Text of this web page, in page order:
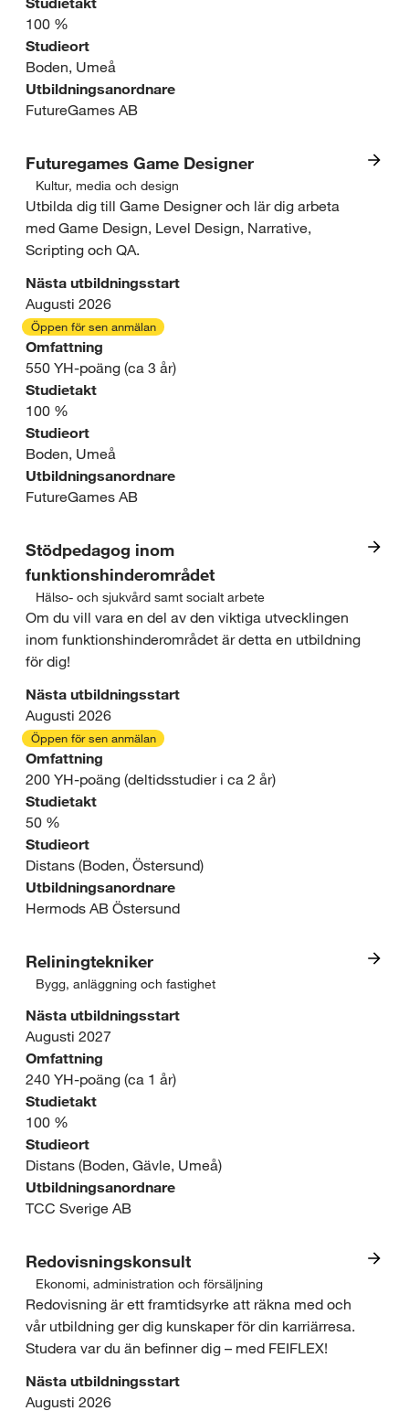
c
h
d
e
s
g
n
a
n
s
o
r
t
t
j
ä
n
s
t
e
s
e
o
r
å
d
:
D
a
t
a
/
I
T
100 %
Studieort
Boden, Umeå
Utbildningsanordnare
FutureGames AB
Futuregames Game Designer
I
n
t
r
e
s
s
e
o
r
å
d
e
:
K
u
l
t
u
r
m
d
i
a
o
c
h
e
s
i
g
Kultur, media och design
Utbilda dig till Game Designer och lär dig arbeta
med Game Design, Level Design, Narrative,
Scripting och QA.
Nästa utbildningsstart
Augusti 2026
Öppen för sen anmälan
Omfattning
550 YH-poäng (ca 3 år)
Studietakt
100 %
Studieort
Boden, Umeå
Utbildningsanordnare
FutureGames AB
Stödpedagog inom
funktionshinderområdet
I
n
t
r
e
s
s
e
o
r
å
d
e
:
H
ä
l
o
-
o
c
Hälso- och sjukvård samt socialt arbete
Om du vill vara en del av den viktiga utvecklingen
inom funktionshinderområdet är detta en utbildning
för dig!
Nästa utbildningsstart
Augusti 2026
Öppen för sen anmälan
Omfattning
200 YH-poäng (deltidsstudier i ca 2 år)
Studietakt
50 %
Studieort
Distans (Boden, Östersund)
Utbildningsanordnare
Hermods AB Östersund
Reliningtekniker
n
t
r
e
s
s
o
m
r
å
Bygg, anläggning och fastighet
Nästa utbildningsstart
Augusti 2027
Omfattning
240 YH-poäng (ca 1 år)
Studietakt
100 %
Studieort
Distans (Boden, Gävle, Umeå)
Utbildningsanordnare
TCC Sverige AB
Redovisningskonsult
I
n
t
r
Ekonomi, administration och försäljning
Redovisning är ett framtidsyrke att räkna med och
vår utbildning ger dig kunskaper för din karriärresa.
Studera var du än befinner dig – med FEIFLEX!
Nästa utbildningsstart
Augusti 2026